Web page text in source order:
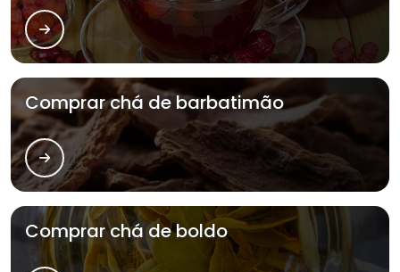
Comprar chá de barbatimão
Comprar chá de boldo